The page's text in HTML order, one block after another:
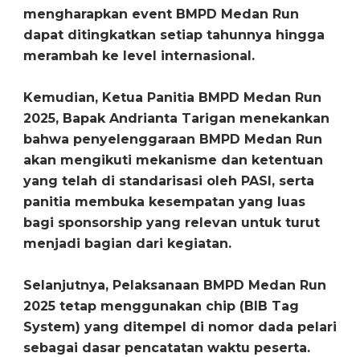
mengharapkan event BMPD Medan Run
dapat ditingkatkan setiap tahunnya hingga
merambah ke level internasional.
Kemudian, Ketua Panitia BMPD Medan Run
2025, Bapak Andrianta Tarigan menekankan
bahwa penyelenggaraan BMPD Medan Run
akan mengikuti mekanisme dan ketentuan
yang telah di standarisasi oleh PASI, serta
panitia membuka kesempatan yang luas
bagi sponsorship yang relevan untuk turut
menjadi bagian dari kegiatan.
Selanjutnya, Pelaksanaan BMPD Medan Run
2025 tetap menggunakan chip (BIB Tag
System) yang ditempel di nomor dada pelari
sebagai dasar pencatatan waktu peserta.